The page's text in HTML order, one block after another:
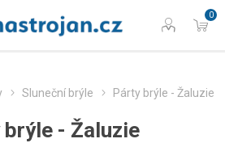
0
Sluneční brýle Párty brýle - Žaluzie
- Žaluzie